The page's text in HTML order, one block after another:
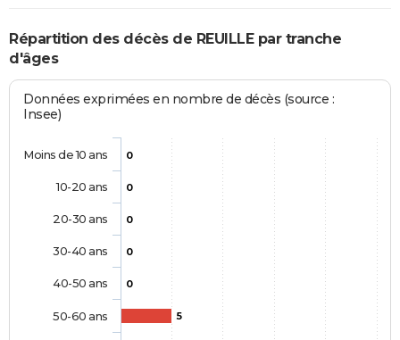
Répartition des décès de REUILLE par tranche
d'âges
Données exprimées en nombre de décès (source :
Insee)
0
0
0
0
0
5
Moins de 10 ans
10-20 ans
20-30 ans
30-40 ans
40-50 ans
50-60 ans